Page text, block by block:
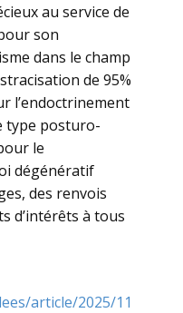
au service de
son
dans le champ
de 95%
l’endoctrinement
type posturo-
le
dégénératif
des renvois
d’intérêts à tous
article/2025/11